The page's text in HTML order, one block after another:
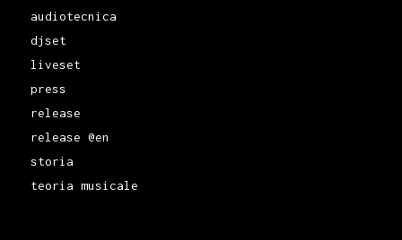
audiotecnica
djset
liveset
press
release
release @en
storia
teoria musicale